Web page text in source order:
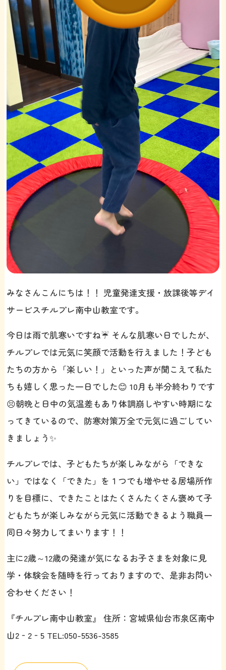
みなさんこんにちは！！ 児童発達支援・放課後等デイ
サービスチルプレ南中山教室です。
今日は雨で肌寒いですね☔️ そんな肌寒い日でしたが、
チルプレでは元気に笑顔で活動を行えました！子ども
たちの方から「楽しい！」といった声が聞こえて私た
ちも嬉しく思った一日でした😊 10月も半分終わりです
😣朝晩と日中の気温差もあり体調崩しやすい時期にな
ってきているので、防寒対策万全で元気に過ごしてい
きましょう✨
チルプレでは、子どもたちが楽しみながら「できな
い」ではなく「できた」を１つでも増やせる居場所作
りを目標に、できたことはたくさんたくさん褒めて子
どもたちが楽しみながら元気に活動できるよう職員一
同日々努力してまいります！！
主に2歳～12歳の発達が気になるお子さまを対象に見
学・体験会を随時を行っておりますので、是非お問い
合わせください！
『チルプレ南中山教室』 住所：宮城県仙台市泉区南中
山2‐2‐5 TEL:050-5536-3585